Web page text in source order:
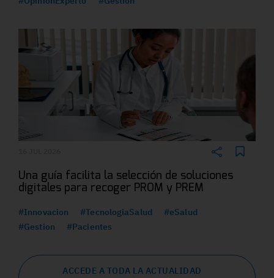
Una guía facilita la selección de soluciones
digitales para recoger PROM y PREM
#Innovacion #TecnologiaSalud
#eSalud
#Gestion
#Pacientes
ACCEDE A TODA LA ACTUALIDAD